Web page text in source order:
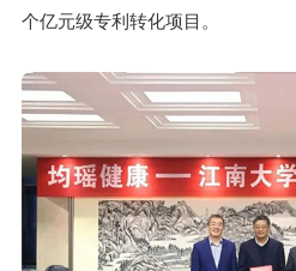
个亿元级专利转化项目。